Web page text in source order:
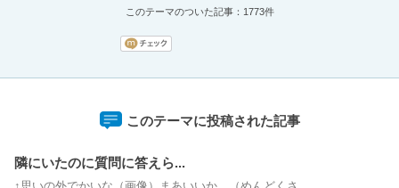
このテーマのついた記事：1773件
このテーマに投稿された記事
隣にいたのに質問に答えら...